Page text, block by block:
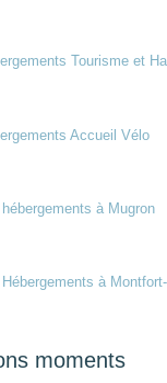
Tourisme et
Accueil Vélo
hébergements à Mugron
Hébergements à
moments